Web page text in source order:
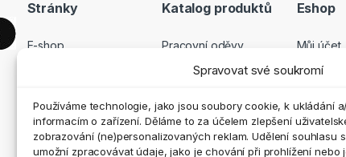
Spravovat své soukromí
Používáme technologie, jako jsou soubory cookie, k ukládání
informacím o zařízení. Děláme to za účelem zlepšení
zobrazování (ne)personalizovaných reklam. Udělení souhlasu
umožní zpracovávat údaje, jako je chování při prohlížení nebo
Stránky
E-shop
Kontakt
Katalog produktů
Pracovní oděvy
Pracovní obuv
Outdoor a volný čas
Doplňky
Eshop
Můj účet
Pokladna
GDPR